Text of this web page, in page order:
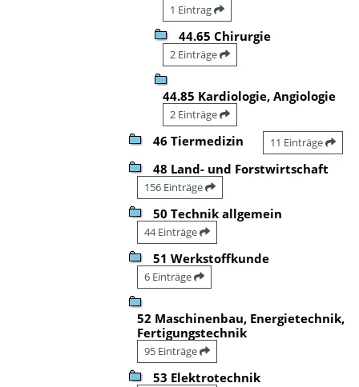
1 Eintrag
44.65 Chirurgie
2 Einträge
44.85 Kardiologie, Angiologie
2 Einträge
46 Tiermedizin 11 Einträge
48 Land- und Forstwirtschaft
156 Einträge
50 Technik allgemein
44 Einträge
51 Werkstoffkunde
6 Einträge
52 Maschinenbau, Energietechnik,
Fertigungstechnik
95 Einträge
53 Elektrotechnik